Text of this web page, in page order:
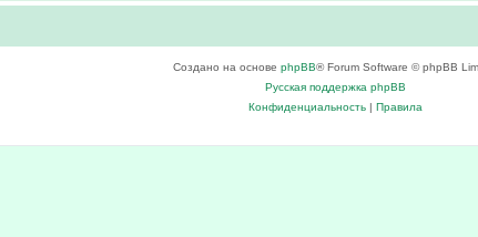
Создано на основе phpBB® Forum Software © phpBB
Русская поддержка phpBB
Конфиденциальность| Правила